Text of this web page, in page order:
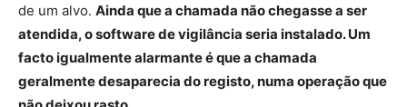
de um alvo. Ainda que a chamada não chegasse a ser
atendida, o software de vigilância seria instalado. Um
facto igualmente alarmante é que a chamada
geralmente desaparecia do registo, numa operação que